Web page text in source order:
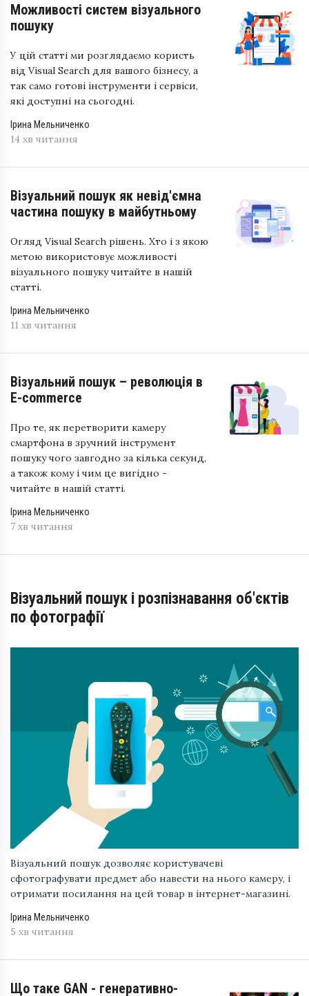
Можливості систем візуального
пошуку
У цій статті ми розглядаємо користь
від Visual Search для вашого бізнесу, а
так само готові інструменти і сервіси,
які доступні на сьогодні.
Ірина Мельниченко
14 хв читання
Візуальний пошук як невід'ємна
частина пошуку в майбутньому
Огляд Visual Search рішень. Хто і з якою
метою використовує можливості
візуального пошуку читайте в нашій
статті.
Ірина Мельниченко
11 хв читання
Візуальний пошук – революція в
E-commerce
Про те, як перетворити камеру
смартфона в зручний інструмент
пошуку чого завгодно за кілька секунд,
а також кому і чим це вигідно -
читайте в нашій статті.
Ірина Мельниченко
7 хв читання
Візуальний пошук і розпізнавання об'єктів
по фотографії
Візуальний пошук дозволяє користувачеві
сфотографувати предмет або навести на нього камеру, і
отримати посилання на цей товар в інтернет-магазині.
Ірина Мельниченко
5 хв читання
Що таке GAN - генеративно-